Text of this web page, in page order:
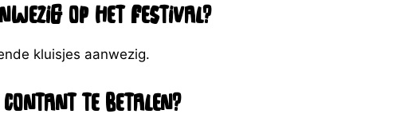
op het festival?
kluisjes aanwezig.
te betalen?